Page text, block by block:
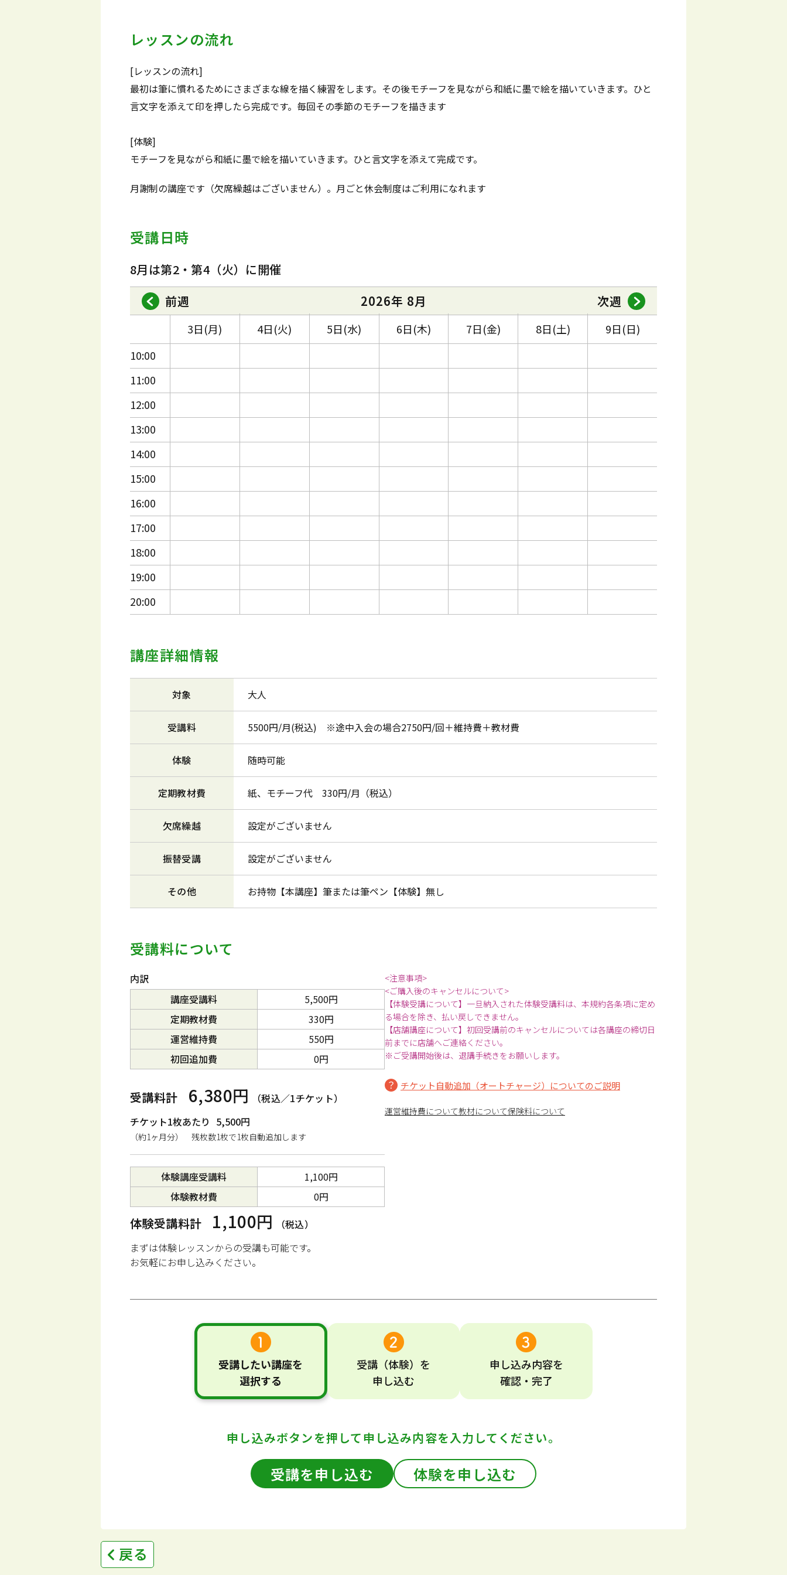
レッスンの流れ
[レッスンの流れ]
最初は筆に慣れるためにさまざまな線を描く練習をします。その後モチーフを見ながら和紙に墨で絵を描いていきます。ひと
言文字を添えて印を押したら完成です。毎回その季節のモチーフを描きます
[体験]
モチーフを見ながら和紙に墨で絵を描いていきます。ひと言文字を添えて完成です。
月謝制の講座です（欠席繰越はございません）。月ごと休会制度はご利用になれます
受講日時
8月は第2・第4（火）に開催
前週
2026年 8月 次週
10:00
11:00
12:00
13:00
14:00
15:00
16:00
17:00
18:00
19:00
20:00
3日(月) 4日(火) 5日(水) 6日(木) 7日(金) 8日(土) 9日(日)
講座詳細情報
対象 大人
受講料 5500円/月(税込) ※途中入会の場合2750円/回＋維持費＋教材費
体験 随時可能
定期教材費 紙、モチーフ代 330円/月（税込）
欠席繰越 設定がございません
振替受講 設定がございません
その他 お持物【本講座】筆または筆ペン【体験】無し
受講料について
内訳
講座受講料
5,500円
定期教材費
330円
運営維持費
550円
初回追加費
0円
受講料計 6,380円
（税込／1チケット）
チケット1枚あたり 5,500円
（約1ヶ月分） 残枚数1枚で1枚自動追加します
体験講座受講料
1,100円
体験教材費
0円
体験受講料計 1,100円
（税込）
まずは体験レッスンからの受講も可能です。
お気軽にお申し込みください。
<注意事項>
<ご購入後のキャンセルについて>
【体験受講について】一旦納入された体験受講料は、本規約各条項に定め
る場合を除き、払い戻しできません。
【店舗講座について】初回受講前のキャンセルについては各講座の締切日
前までに店舗へご連絡ください。
※ご受講開始後は、退講手続きをお願いします。
チケット自動追加（オートチャージ）についてのご説明
運営維持費について教材について保険料について
受講したい講座を
選択する
受講 （体験） を
申し込む
申し込み内容を
確認・完了
申し込みボタンを押して申し込み内容を入力してください。
受講を申し込む 体験を申し込む
戻る